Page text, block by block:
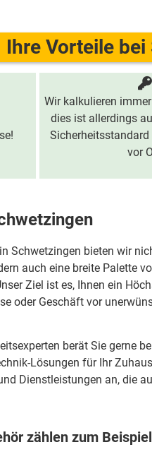
Ihre Vorteile
Wir kalkulieren
dies ist allerdings
vor
Schwetzingen bieten wir
auch eine breite Palette
Ziel ist es, Ihnen ein
oder Geschäft vor
berät Sie gerne
Lösungen für Ihr
Dienstleistungen an, die
zählen zum